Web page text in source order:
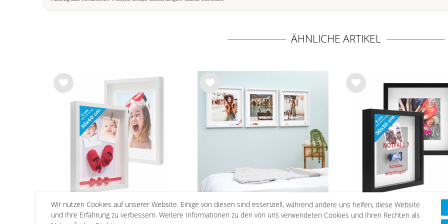
ÄHNLICHE ARTIKEL
Wu
2er Set 3D-Bilderrahmen
Wu
nsc
hlist
3er Set 3D-Bilderrahmen
Wu
2er Set 3D-
Wir nutzen Cookies auf unserer Website. Einige von diesen sind essenziell, während andere uns helfen, diese Website
und Ihre Erfahrung zu verbessern. Weitere Informationen zu den von uns verwendeten Cookies und Ihren Rechten als